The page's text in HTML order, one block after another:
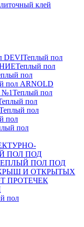
клей
DEVIТеплый пол
Теплый пол
пол
пол ARNOLD
№1Теплый пол
пол
пол
пол
пол
ПОЛ ПОД
ПОЛ ПОД
И ОТКРЫТЫХ
ПРОТЕЧЕК
пол